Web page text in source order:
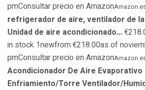
pmConsultar precio en Amazon
refrigerador de aire, ventilador de
Unidad de aire acondicionado...
in stock 1newfrom €218.00as of
pmConsultar precio en Amazon
Acondicionador De Aire Evaporativo
Enfriamiento/Torre Ventilador/